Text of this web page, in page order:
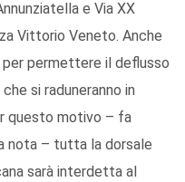
e Via XX
Vittorio Veneto. Anche
per permettere il deflusso
si raduneranno in
questo motivo – fa
nota – tutta la dorsale
sarà interdetta al